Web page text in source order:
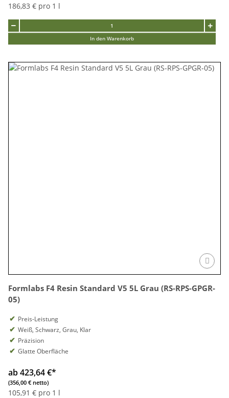
186,83 € pro 1 l
In den Warenkorb
Formlabs F4 Resin Standard V5 5L Grau (RS-RPS-GPGR-
05)
Preis-Leistung
Weiß, Schwarz, Grau, Klar
Präzision
Glatte Oberfläche
ab 423,64 €*
(356,00 € netto)
105,91 € pro 1 l